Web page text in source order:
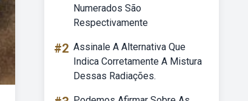
Numerados São
Respectivamente
#2 Assinale A Alternativa Que
Indica Corretamente A Mistura
Dessas Radiações.